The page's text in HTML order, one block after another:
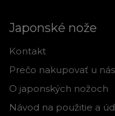
Japonské nože
Kontakt
Prečo nakupovať u nás
O japonských nožoch
Návod na použitie a